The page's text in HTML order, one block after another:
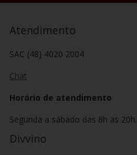
Atendimento
SAC (48) 4020 2004
Chat
Horário de atendimento
Segunda a sábado das 8h as 20h.
Divvino